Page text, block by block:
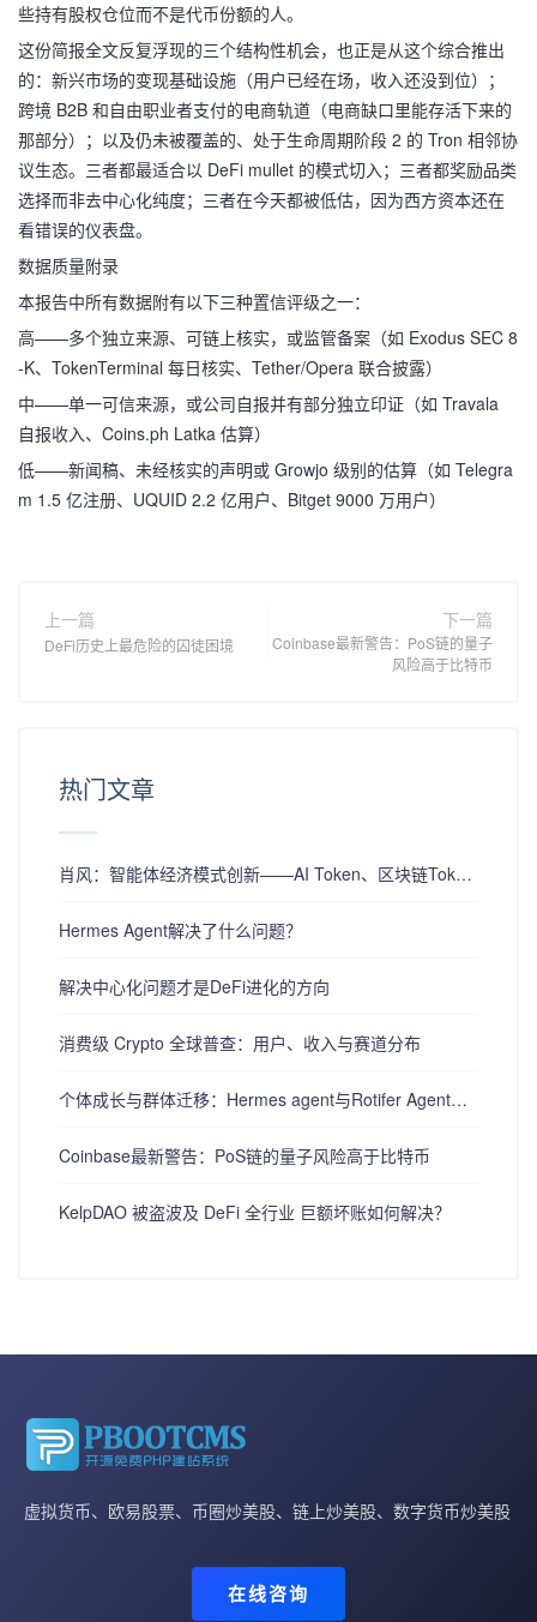
些持有股权仓位而不是代币份额的人。
这份简报全文反复浮现的三个结构性机会，也正是从这个综合推出
的：新兴市场的变现基础设施（用户已经在场，收入还没到位）；
跨境 B2B 和自由职业者支付的电商轨道（电商缺口里能存活下来的
那部分）；以及仍未被覆盖的、处于生命周期阶段 2 的 Tron 相邻协
议生态。三者都最适合以 DeFi mullet 的模式切入；三者都奖励品类
选择而非去中心化纯度；三者在今天都被低估，因为西方资本还在
看错误的仪表盘。
数据质量附录
本报告中所有数据附有以下三种置信评级之一：
高——多个独立来源、可链上核实，或监管备案（如 Exodus SEC 8
-K、TokenTerminal 每日核实、Tether/Opera 联合披露）
中——单一可信来源，或公司自报并有部分独立印证（如 Travala
自报收入、Coins.ph Latka 估算）
低——新闻稿、未经核实的声明或 Growjo 级别的估算（如 Telegra
m 1.5 亿注册、UQUID 2.2 亿用户、Bitget 9000 万用户）
上一篇
DeFi历史上最危险的囚徒困境
下一篇
Coinbase最新警告：PoS链的量子
风险高于比特币
热门文章
肖风：智能体经济模式创新——AI Token、区块链Token与全同态加密的融合革命
Hermes Agent解决了什么问题？
解决中心化问题才是DeFi进化的方向
消费级 Crypto 全球普查：用户、收入与赛道分布
个体成长与群体迁移：Hermes agent与Rotifer Agent智能进化路径选择
Coinbase最新警告：PoS链的量子风险高于比特币
KelpDAO 被盗波及 DeFi 全行业 巨额坏账如何解决？
虚拟货币、欧易股票、币圈炒美股、链上炒美股、数字货币炒美股
在线咨询